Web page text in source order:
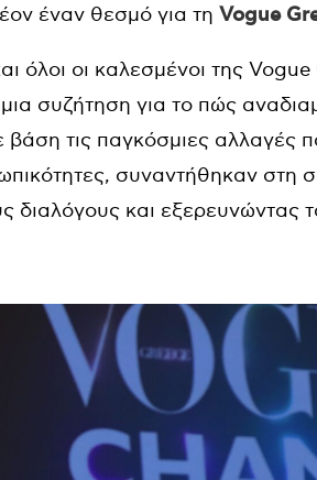
έναν θεσμό για τη Vogue
όλοι οι καλεσμένοι της
συζήτηση για το πώς
τις παγκόσμιες αλλαγές
συναντήθηκαν
διαλόγους και εξερευνώντας